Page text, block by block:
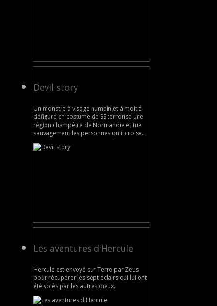
Devil story
Un monstre à visage humain et à moitié
défiguré en costume de SS terrorise une
région champêtre de Normandie et tue
sauvagement les personnes qu'il croise..
Les aventures d'Hercule
Hercule est envoyé sur Terre par Zeus
pour récupérer les sept éclairs qui lui ont
été volés par les autres dieux.